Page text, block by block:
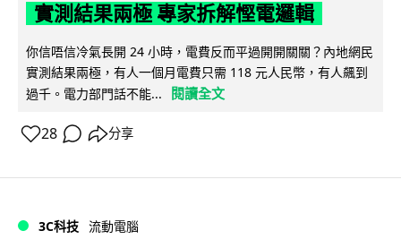
實測結果兩極 專家拆解慳電邏輯
你信唔信冷氣長開 24 小時，電費反而平過開開關關？內地網民
實測結果兩極，有人一個月電費只需 118 元人民幣，有人飆到
過千。電力部門話不能...
閱讀全文
28 分享
3C科技 流動電腦